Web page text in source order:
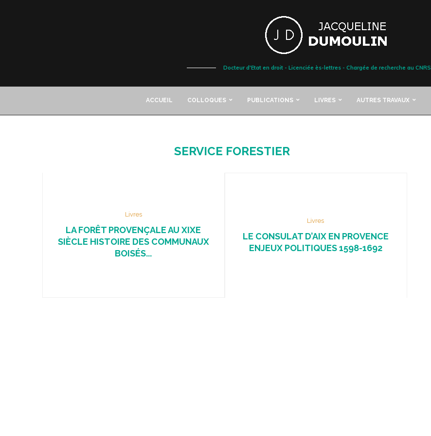
Docteur d'Etat en droit - Licenciée ès-lettres - Chargée de recherche au CNRS
ACCUEIL COLLOQUES PUBLICATIONS LIVRES AUTRES TRAVAUX
SERVICE FORESTIER
Livres
LA FORÊT PROVENÇALE AU XIXE
SIÈCLE HISTOIRE DES COMMUNAUX
BOISÉS...
Livres
LE CONSULAT D’AIX EN PROVENCE
ENJEUX POLITIQUES 1598-1692